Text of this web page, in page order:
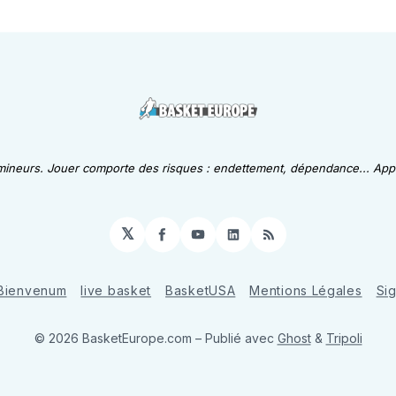
Jouer comporte des risques : endettement, dépendance...
𝕏 Facebook
YouTube
LinkedIn
RSS
live basket BasketUSA Mentions Légales
© 2026 BasketEurope.com – Publié avec Ghost& Tripoli